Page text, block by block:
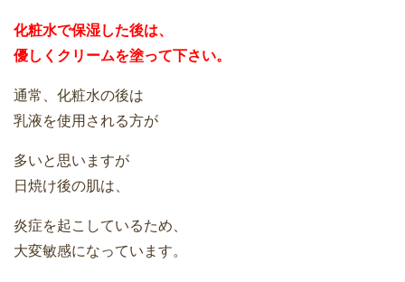
化粧水で保湿した後は、
優しくクリームを塗って下さい。
通常、化粧水の後は
乳液を使用される方が
多いと思いますが
日焼け後の肌は、
炎症を起こしているため、
大変敏感になっています。